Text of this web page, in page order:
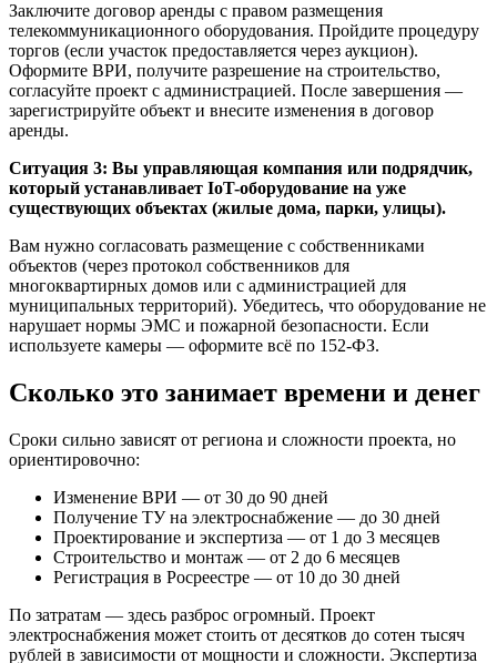
Заключите договор аренды с правом размещения
телекоммуникационного оборудования. Пройдите процедуру
торгов (если участок предоставляется через аукцион).
Оформите ВРИ, получите разрешение на строительство,
согласуйте проект с администрацией. После завершения —
зарегистрируйте объект и внесите изменения в договор
аренды.
Ситуация 3: Вы управляющая компания или подрядчик,
который устанавливает IoT-оборудование на уже
существующих объектах (жилые дома, парки, улицы).
Вам нужно согласовать размещение с собственниками
объектов (через протокол собственников для
многоквартирных домов или с администрацией для
муниципальных территорий). Убедитесь, что оборудование не
нарушает нормы ЭМС и пожарной безопасности. Если
используете камеры — оформите всё по 152-ФЗ.
Сколько это занимает времени и денег
Сроки сильно зависят от региона и сложности проекта, но
ориентировочно:
Изменение ВРИ — от 30 до 90 дней
Получение ТУ на электроснабжение — до 30 дней
Проектирование и экспертиза — от 1 до 3 месяцев
Строительство и монтаж — от 2 до 6 месяцев
Регистрация в Росреестре — от 10 до 30 дней
По затратам — здесь разброс огромный. Проект
электроснабжения может стоить от десятков до сотен тысяч
рублей в зависимости от мощности и сложности. Экспертиза